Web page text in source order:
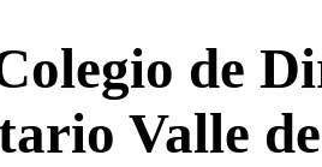
de
Valle